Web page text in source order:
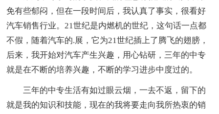
免有些郁闷，但在一段时间后，我认真了事实，很看好
汽车销售行业。21世纪是内燃机的世纪，这句话一点都
不假，随着汽车的.展，它为21世纪插上了腾飞的翅膀，
后来，我开始对汽车产生兴趣，用心钻研，三年的中专
就是在不断的培养兴趣，不断的学习进步中度过的。
三年的中专生活有如过眼云烟，一去不返，留下的
就是我的知识和技能，现在的我将要走向我所热衷的销